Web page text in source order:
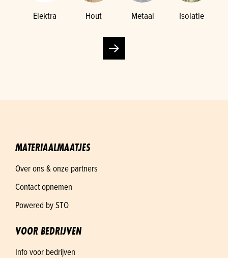
Elektra Hout Metaal Isolatie
MATERIAALMAATJES
Over ons & onze partners
Contact opnemen
Powered by STO
VOOR BEDRIJVEN
Info voor bedrijven